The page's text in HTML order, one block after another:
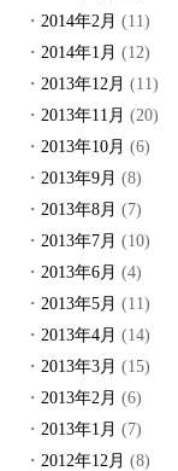
2014年2月 (11)
2014年1月 (12)
2013年12月 (11)
2013年11月 (20)
2013年10月 (6)
2013年9月 (8)
2013年8月 (7)
2013年7月 (10)
2013年6月 (4)
2013年5月 (11)
2013年4月 (14)
2013年3月 (15)
2013年2月 (6)
2013年1月 (7)
2012年12月 (8)